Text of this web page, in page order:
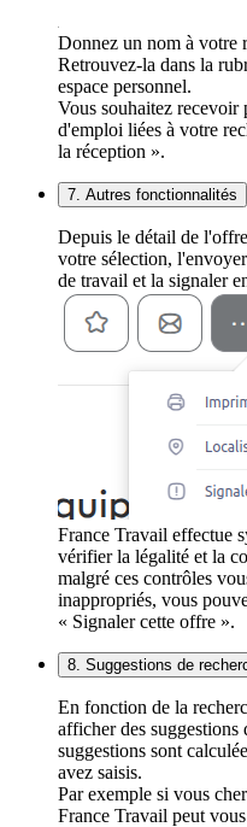
Donnez un nom à votre
Retrouvez-la dans la
espace personnel.
Vous souhaitez recevoir
d'emploi liées à votre
la réception ».
7. Autres fonctionnalités
Depuis le détail de
votre sélection,
de travail et la signaler
France Travail effectue
vérifier la légalité et la
malgré ces contrôles
inappropriés, vous
« Signaler cette offre ».
8. Suggestions de
En fonction de la
afficher des suggestions
suggestions sont
avez saisis.
Par exemple si vous
France Travail peut